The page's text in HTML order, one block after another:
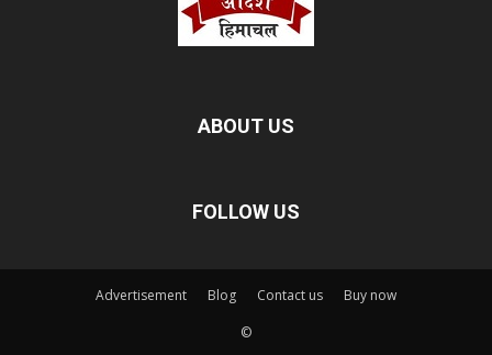
ABOUT US
FOLLOW US
Advertisement Blog Contact us
Buy now
©